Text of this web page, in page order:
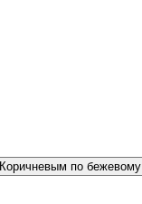
Коричневым по бежевому